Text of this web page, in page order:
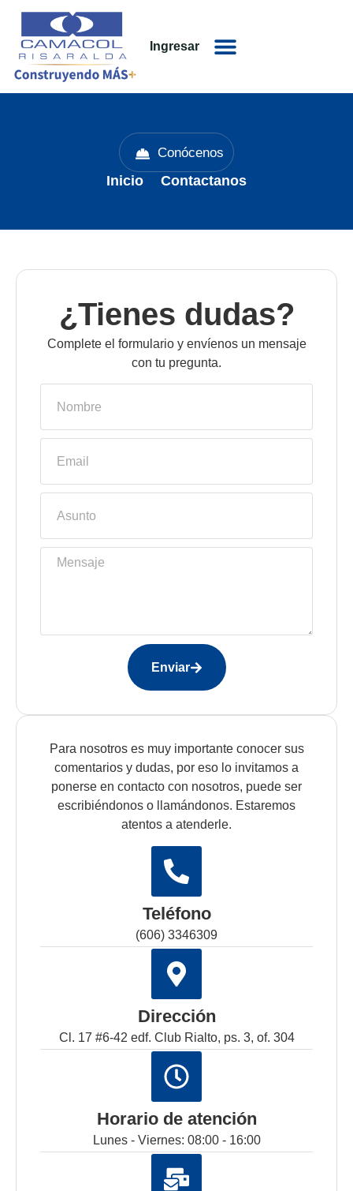
Ingresar
Conócenos
Inicio Contactanos
¿Tienes dudas?
Complete el formulario y envíenos un mensaje
con tu pregunta.
Enviar
Para nosotros es muy importante conocer sus
comentarios y dudas, por eso lo invitamos a
ponerse en contacto con nosotros, puede ser
escribiéndonos o llamándonos. Estaremos
atentos a atenderle.
Teléfono
(606) 3346309
Dirección
Cl. 17 #6-42 edf. Club Rialto, ps. 3, of. 304
Horario de atención
Lunes - Viernes: 08:00 - 16:00